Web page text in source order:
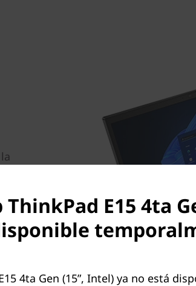
E15 4ta
4ta Gen (15”, Intel) ya no está